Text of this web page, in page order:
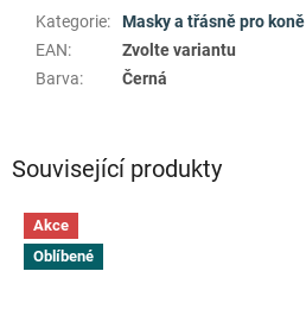
Související produkty
Akce
Oblíbené
Kategorie:
Masky a třásně pro
EAN:
Zvolte variantu
Barva: Černá